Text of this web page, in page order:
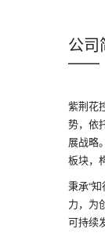
公司
——
紫荆花
势，依
展战略
板块，
秉承“
力，为
可持续